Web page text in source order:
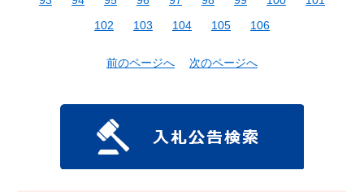
102
103 104 105 106
前のページへ 次のページへ